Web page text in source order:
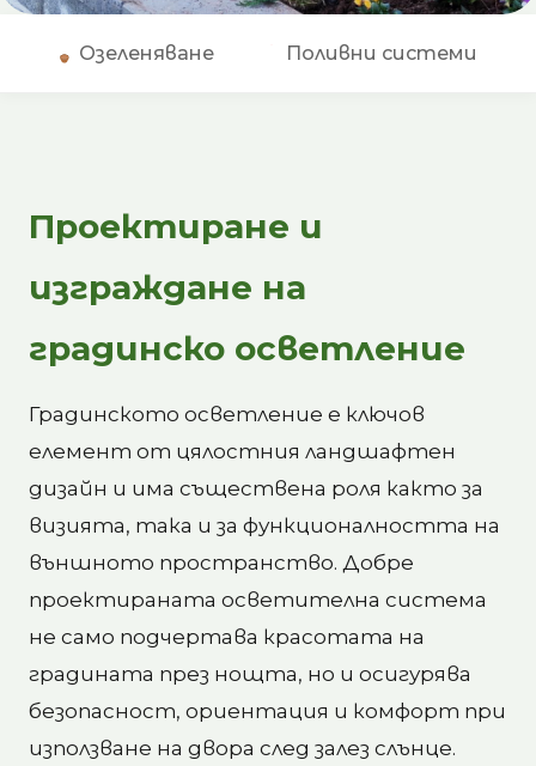
Озеленяване Поливни системи
Проектиране и
изграждане на
градинско осветление
Градинското осветление е ключов
елемент от цялостния ландшафтен
дизайн и има съществена роля както за
визията, така и за функционалността на
външното пространство. Добре
проектираната осветителна система
не само подчертава красотата на
градината през нощта, но и осигурява
безопасност, ориентация и комфорт при
използване на двора след залез слънце.